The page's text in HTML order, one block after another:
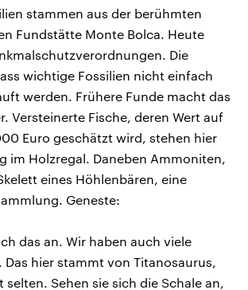
stammen aus der berühmten
Fundstätte Monte Bolca. Heute
Die
wichtige Fossilien nicht einfach
werden. Frühere Funde macht das
Versteinerte Fische, deren Wert auf
Euro geschätzt wird, stehen hier
im Holzregal. Daneben Ammoniten,
eines Höhlenbären, eine
Geneste:
das an. Wir haben auch viele
Das hier stammt von Titanosaurus,
selten. Sehen sie sich die Schale an,